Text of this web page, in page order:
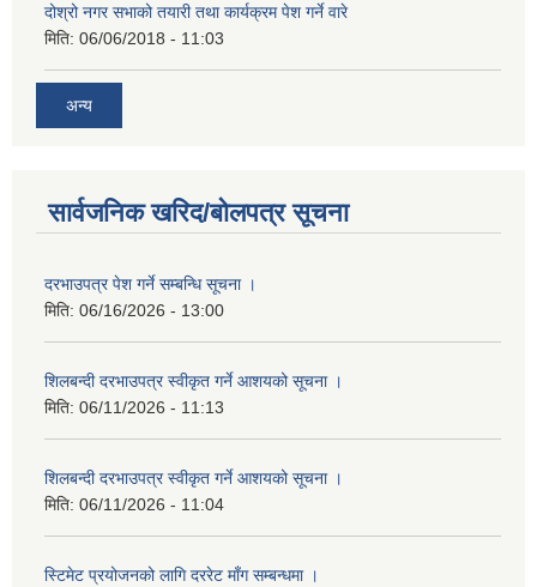
दोश्रो नगर सभाको तयारी तथा कार्यक्रम पेश गर्ने वारे
मिति: 06/06/2018 - 11:03
अन्य
सार्वजनिक खरिद/बोलपत्र सूचना
दरभाउपत्र पेश गर्ने सम्बन्धि सूचना ।
मिति: 06/16/2026 - 13:00
शिलबन्दी दरभाउपत्र स्वीकृत गर्ने आशयको सूचना ।
मिति: 06/11/2026 - 11:13
शिलबन्दी दरभाउपत्र स्वीकृत गर्ने आशयको सूचना ।
मिति: 06/11/2026 - 11:04
स्टिमेट प्रयोजनको लागि दररेट माँग सम्बन्धमा ।